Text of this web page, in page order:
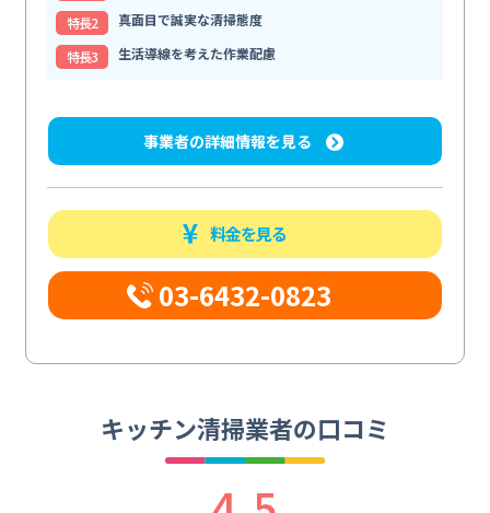
特⻑2
真面目で誠実な清掃態度
特⻑3
生活導線を考えた作業配慮
事業者の詳細情報を見る
料金を見る
03-6432-0823
キッチン清掃業者の口コミ